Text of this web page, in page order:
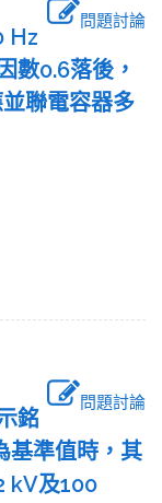
問題討論
Hz
數0.6落後，
聯電容器多
問題討論
銘
基準值時，其
kV及100